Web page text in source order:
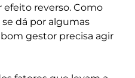
efeito reverso. Como
dá por algumas
gestor precisa agir